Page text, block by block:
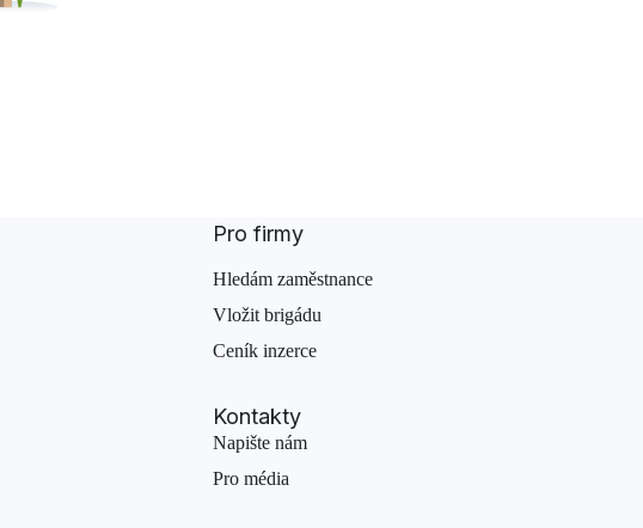
Pro firmy
Hledám zaměstnance
Vložit brigádu
Ceník inzerce
Kontakty
Napište nám
Pro média